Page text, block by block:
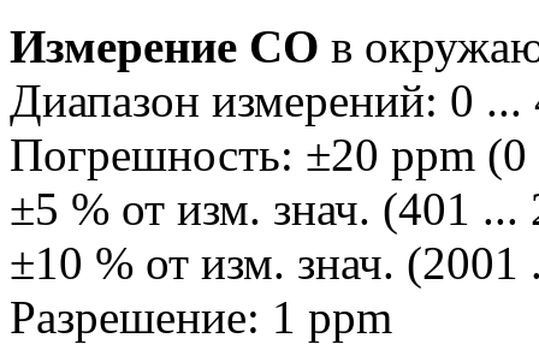
Измерение СО в
Диапазон измерений: 0
Погрешность: ±20 ppm
±5 % от изм. знач. (401 ...
±10 % от изм. знач.
Разрешение: 1 ppm